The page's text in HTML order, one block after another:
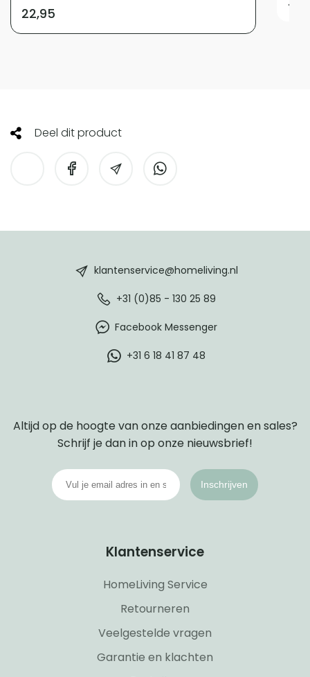
22,95
Deel dit product
klantenservice@homeliving.nl
+31 (0)85 - 130 25 89
Facebook Messenger
+31 6 18 41 87 48
Altijd op de hoogte van onze aanbiedingen en sales?
Schrijf je dan in op onze nieuwsbrief!
Inschrijven
Klantenservice
HomeLiving Service
Retourneren
Veelgestelde vragen
Garantie en klachten